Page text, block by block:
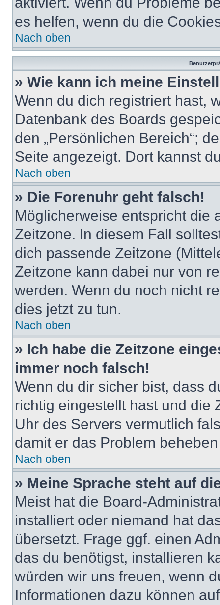
es helfen, wenn du die
Nach oben
» Wie kann ich meine
Wenn du dich registriert hast,
Datenbank des Boards
den „Persönlichen Bereich“;
Seite angezeigt. Dort kannst
Nach oben
» Die Forenuhr geht falsch!
Möglicherweise entspricht die
Zeitzone. In diesem Fall
dich passende Zeitzone
Zeitzone kann dabei nur von
werden. Wenn du noch nicht
dies jetzt zu tun.
Nach oben
» Ich habe die Zeitzone
immer noch falsch!
Wenn du dir sicher bist, dass
richtig eingestellt hast und die
Uhr des Servers vermutlich
damit er das Problem
Nach oben
» Meine Sprache steht auf
Meist hat die Board-
installiert oder niemand hat
übersetzt. Frage ggf. einen
das du benötigst, installieren
würden wir uns freuen, wenn
Informationen dazu können